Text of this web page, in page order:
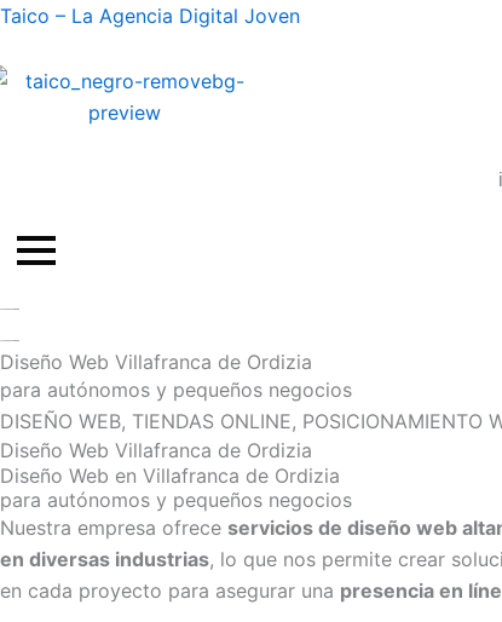
Ir
contenido
Taico – La Agencia Digital Joven
Diseño Web Villafranca de Ordizia
para autónomos y pequeños negocios
DISEÑO WEB, TIENDAS ONLINE, POSICIONAMIENTO
Diseño Web Villafranca de Ordizia
Diseño Web en Villafranca de Ordizia
para autónomos y pequeños negocios
Nuestra empresa ofrece servicios de diseño web
en diversas industrias, lo que nos permite crear
en cada proyecto para asegurar una presencia en